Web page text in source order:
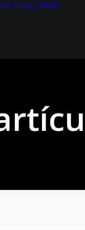
BlogContacto